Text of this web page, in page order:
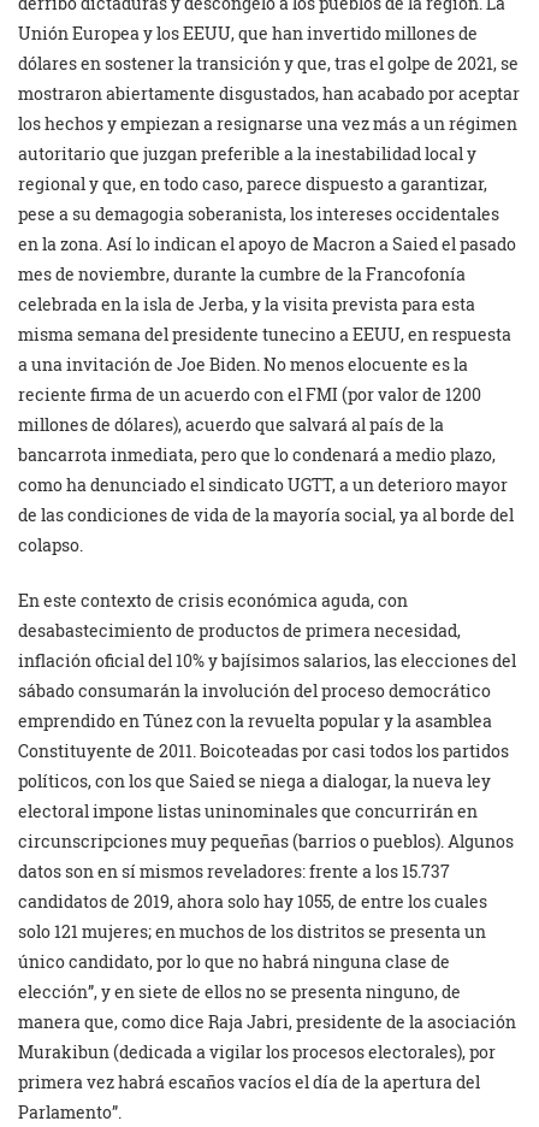
Unión Europea y los EEUU, que han invertido millones de
dólares en sostener la transición y que, tras el golpe de 2021, se
mostraron abiertamente disgustados, han acabado por aceptar
los hechos y empiezan a resignarse una vez más a un régimen
autoritario que juzgan preferible a la inestabilidad local y
regional y que, en todo caso, parece dispuesto a garantizar,
pese a su demagogia soberanista, los intereses occidentales
en la zona. Así lo indican el apoyo de Macron a Saied el pasado
mes de noviembre, durante la cumbre de la Francofonía
celebrada en la isla de Jerba, y la visita prevista para esta
misma semana del presidente tunecino a EEUU, en respuesta
a una invitación de Joe Biden. No menos elocuente es la
reciente firma de un acuerdo con el FMI (por valor de 1200
millones de dólares), acuerdo que salvará al país de la
bancarrota inmediata, pero que lo condenará a medio plazo,
como ha denunciado el sindicato UGTT, a un deterioro mayor
de las condiciones de vida de la mayoría social, ya al borde del
colapso.
En este contexto de crisis económica aguda, con
desabastecimiento de productos de primera necesidad,
inflación oficial del 10% y bajísimos salarios, las elecciones del
sábado consumarán la involución del proceso democrático
emprendido en Túnez con la revuelta popular y la asamblea
Constituyente de 2011. Boicoteadas por casi todos los partidos
políticos, con los que Saied se niega a dialogar, la nueva ley
electoral impone listas uninominales que concurrirán en
circunscripciones muy pequeñas (barrios o pueblos). Algunos
datos son en sí mismos reveladores: frente a los 15.737
candidatos de 2019, ahora solo hay 1055, de entre los cuales
solo 121 mujeres; en muchos de los distritos se presenta un
único candidato, por lo que no habrá ninguna clase de
elección”, y en siete de ellos no se presenta ninguno, de
manera que, como dice Raja Jabri, presidente de la asociación
Murakibun (dedicada a vigilar los procesos electorales), por
primera vez habrá escaños vacíos el día de la apertura del
Parlamento”.